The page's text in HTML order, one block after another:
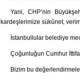
Yani, CHP’nin
kardeşlerimize sükûnet,
İstanbullular belediye
Çoğunluğun Cumhur
Bizim bu